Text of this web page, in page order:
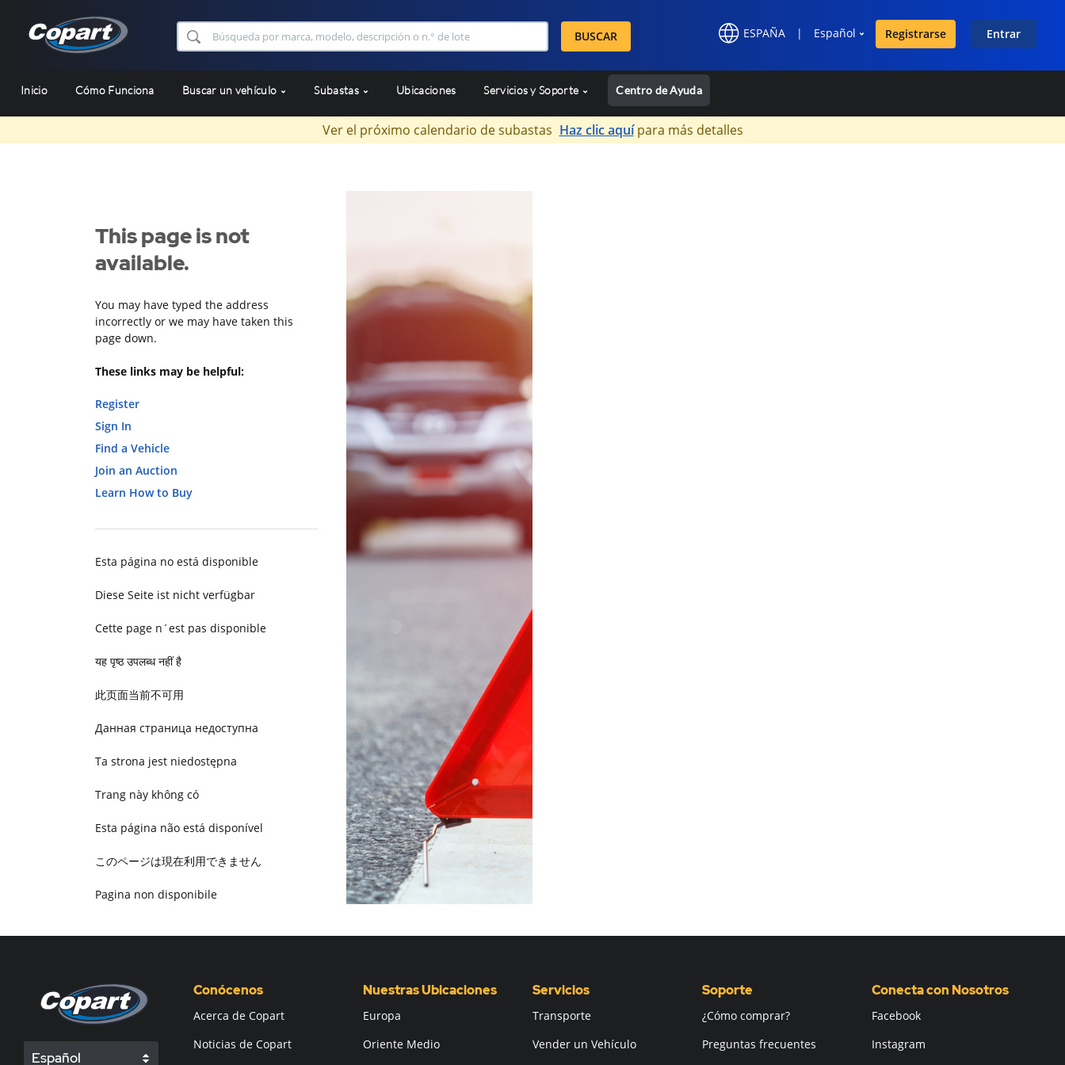
BUSCAR ESPAÑA | Español Registrarse Entrar
Inicio Cómo Funciona Buscar un vehículo Subastas Ubicaciones Servicios y Soporte Centro de Ayuda
Ver el próximo calendario de subastas Haz clic aquípara más detalles
This page is not
available.
You may have typed the address
incorrectly or we may have taken this
page down.
These links may be helpful:
Register
Sign In
Find a Vehicle
Join an Auction
Learn How to Buy
Esta página no está disponible
Diese Seite ist nicht verfügbar
Cette page n´est pas disponible
यह पृष्ठ उपलब्ध नहीं है
此页面当前不可用
Данная страница недоступна
Ta strona jest niedostępna
Trang này không có
Esta página não está disponível
このページは現在利用できません
Pagina non disponibile
Español
Conócenos
Acerca de Copart
Noticias de Copart
Nuestras Ubicaciones
Europa
Oriente Medio
Servicios
Transporte
Vender un Vehículo
Soporte
¿Cómo comprar?
Preguntas frecuentes
Conecta con Nosotros
Facebook
Instagram